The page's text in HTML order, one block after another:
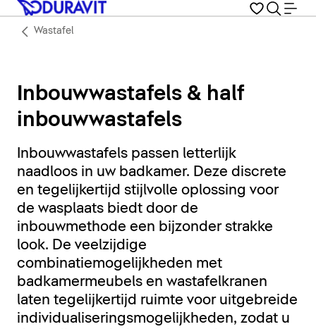
Wastafel
Inbouwwastafels & half
inbouwwastafels
Inbouwwastafels passen letterlijk
naadloos in uw badkamer. Deze discrete
en tegelijkertijd stijlvolle oplossing voor
de wasplaats biedt door de
inbouwmethode een bijzonder strakke
look. De veelzijdige
combinatiemogelijkheden met
badkamermeubels en wastafelkranen
laten tegelijkertijd ruimte voor uitgebreide
individualiseringsmogelijkheden, zodat u